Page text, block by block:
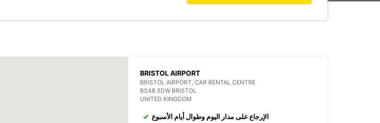
BRISTOL AIRPORT
BRISTOL AIRPORT, CAR RENTAL CENTRE
BS48 3DW BRISTOL
UNITED KINGDOM
الإرجاع على مدار اليوم وطوال أيام الأسبوع